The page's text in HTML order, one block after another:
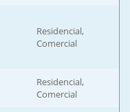
Residencial,
Comercial
Residencial,
Comercial